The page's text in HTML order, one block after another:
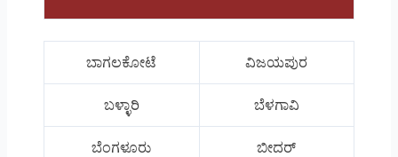
ಬಾಗಲಕೋಟೆ ವಿಜಯಪುರ
ಬಳ್ಳಾರಿ ಬೆಳಗಾವಿ
ಬೆಂಗಳೂರು ಬೀದರ್